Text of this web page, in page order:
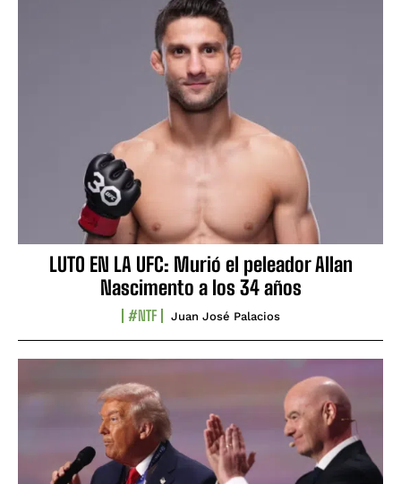
LUTO EN LA UFC: Murió el peleador Allan
Nascimento a los 34 años
#NTF Juan José Palacios